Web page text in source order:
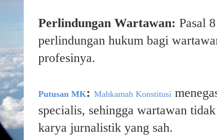
Perlindungan Wartawan: Pasal
perlindungan hukum bagi
profesinya.
Putusan MK: Mahkamah Konstitusi
specialis, sehingga wartawan
karya jurnalistik yang sah.